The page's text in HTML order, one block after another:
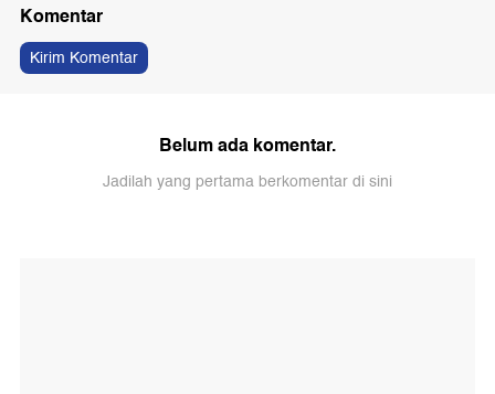
Komentar
Kirim Komentar
Belum ada komentar.
Jadilah yang pertama berkomentar di sini